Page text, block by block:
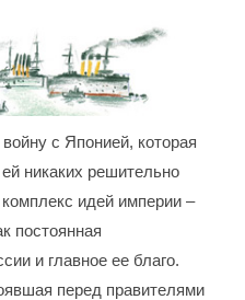
с Японией, которая
никаких решительно
идей империи –
постоянная
и главное ее благо.
перед правителями